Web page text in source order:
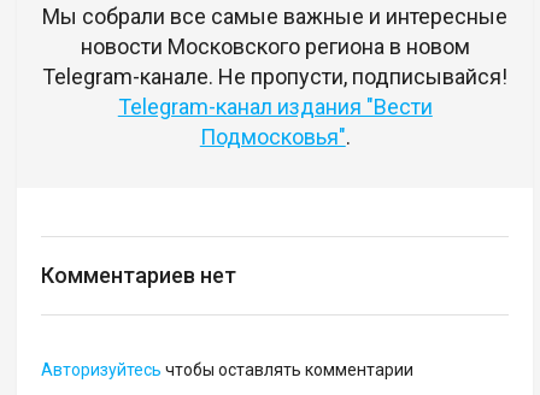
Мы собрали все самые важные и интересные
новости Московского региона в новом
Telegram-канале. Не пропусти, подписывайся!
Telegram-канал издания "Вести
Подмосковья".
Комментариев нет
Авторизуйтесь чтобы оставлять комментарии